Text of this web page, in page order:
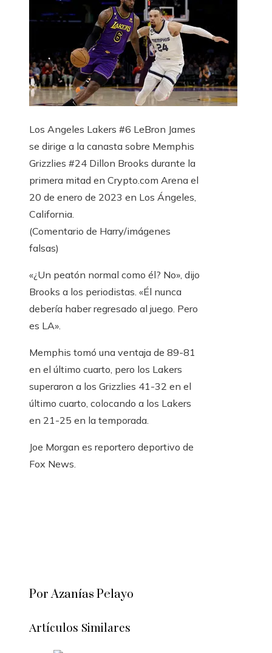
Los Angeles Lakers #6 LeBron James
se dirige a la canasta sobre Memphis
Grizzlies #24 Dillon Brooks durante la
primera mitad en Crypto.com Arena el
20 de enero de 2023 en Los Ángeles,
California.
(Comentario de Harry/imágenes
falsas)
«¿Un peatón normal como él? No», dijo
Brooks a los periodistas. «Él nunca
debería haber regresado al juego. Pero
es LA».
Memphis tomó una ventaja de 89-81
en el último cuarto, pero los Lakers
superaron a los Grizzlies 41-32 en el
último cuarto, colocando a los Lakers
en 21-25 en la temporada.
Joe Morgan es reportero deportivo de
Fox News.
Por Azanías Pelayo
Artículos Similares